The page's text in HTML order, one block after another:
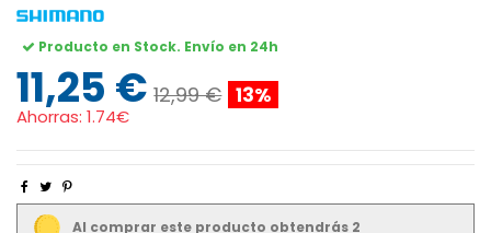
Producto en Stock. Envío en 24h
11,25 € 12,99 € 13%
Ahorras: 1.74€
Al comprar este producto obtendrás 2